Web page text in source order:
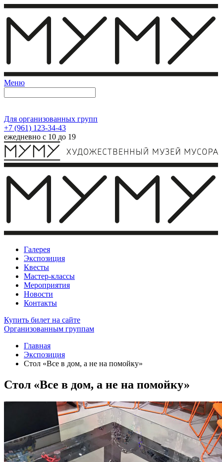
Меню
Для организованных групп
+7 (961) 123-34-43
ежедневно с 10 до 19
Галерея
Экспозиция
Квесты
Мастер-классы
Мероприятия
Новости
Контакты
Купить билет на сайте
Организованным группам
Главная
Экспозиция
Стол «Все в дом, а не на помойку»
Стол «Все в дом, а не на помойку»